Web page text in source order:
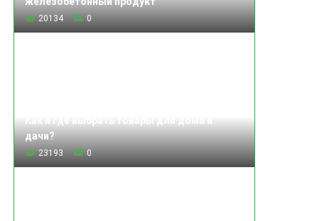
20134 0
дачи?
23193 0